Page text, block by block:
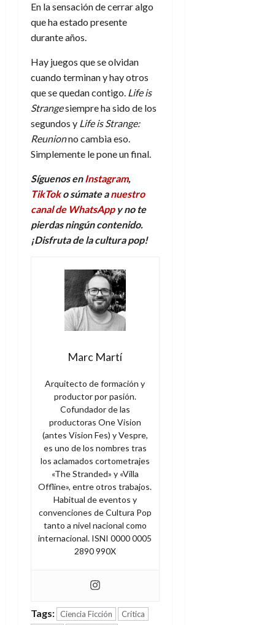
En la sensación de cerrar algo
que ha estado presente
durante años.
Hay juegos que se olvidan
cuando terminan y hay otros
que se quedan contigo. Life is
Strangesiempre ha sido de los
segundos y Life is Strange:
Reunionno cambia eso.
Simplemente le pone un final.
Síguenos enInstagram,
TikToko súmate anuestro
canal de WhatsAppy no te
pierdas ningún contenido.
¡Disfruta de laculturapop!
Marc Martí
Arquitecto de formación y
productor por pasión.
Cofundador de las
productoras One Vision
(antes Vision Fes) y Vespre,
es uno de los nombres tras
los aclamados cortometrajes
«The Stranded» y «Villa
Offline», entre otros trabajos.
Habitual de eventos y
convenciones de Cultura Pop
tanto a nivel nacional como
internacional. ISNI 0000 0005
2890 990X
Tags: Ciencia Ficción
Crítica